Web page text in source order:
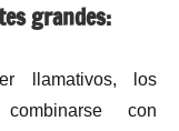
grandes:
llamativos, los
con